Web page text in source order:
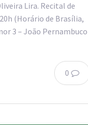
Lira. Recital de
(Horário de Brasília,
3 – João Pernambuco
0